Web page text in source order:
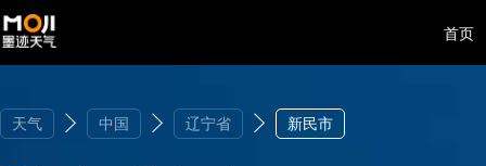
首页
天气 中国 辽宁省 新民市